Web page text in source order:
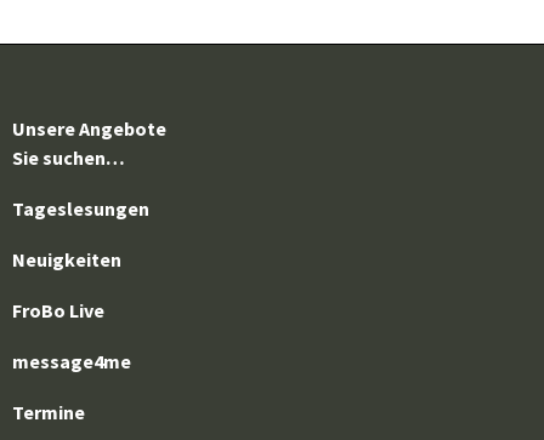
Unsere Angebote
Sie suchen…
Tageslesungen
Neuigkeiten
FroBo Live
message4me
Termine